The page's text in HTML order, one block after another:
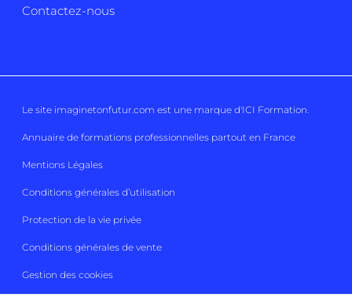
Contactez-nous
Le site imaginetonfutur.com est une marque d'ICI Formation.
Annuaire de formations professionnelles partout en France
Mentions Légales
Conditions générales d’utilisation
Protection de la vie privée
Conditions générales de vente
Gestion des cookies